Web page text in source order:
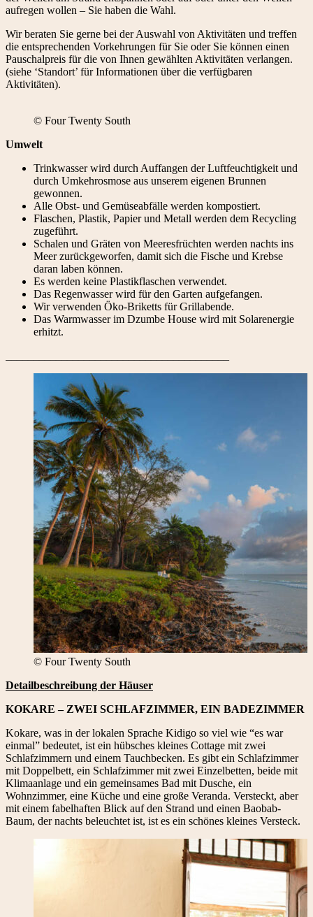
aufregen wollen – Sie haben die Wahl.
Wir beraten Sie gerne bei der Auswahl von Aktivitäten und treffen
die entsprechenden Vorkehrungen für Sie oder Sie können einen
Pauschalpreis für die von Ihnen gewählten Aktivitäten verlangen.
(siehe ‘Standort’ für Informationen über die verfügbaren
Aktivitäten).
© Four Twenty South
Umwelt
Trinkwasser wird durch Auffangen der Luftfeuchtigkeit und
durch Umkehrosmose aus unserem eigenen Brunnen
gewonnen.
Alle Obst- und Gemüseabfälle werden kompostiert.
Flaschen, Plastik, Papier und Metall werden dem Recycling
zugeführt.
Schalen und Gräten von Meeresfrüchten werden nachts ins
Meer zurückgeworfen, damit sich die Fische und Krebse
daran laben können.
Es werden keine Plastikflaschen verwendet.
Das Regenwasser wird für den Garten aufgefangen.
Wir verwenden Öko-Briketts für Grillabende.
Das Warmwasser im Dzumbe House wird mit Solarenergie
erhitzt.
© Four Twenty South
Detailbeschreibung der Häuser
KOKARE – ZWEI SCHLAFZIMMER, EIN BADEZIMMER
Kokare, was in der lokalen Sprache Kidigo so viel wie “es war
einmal” bedeutet, ist ein hübsches kleines Cottage mit zwei
Schlafzimmern und einem Tauchbecken. Es gibt ein Schlafzimmer
mit Doppelbett, ein Schlafzimmer mit zwei Einzelbetten, beide mit
Klimaanlage und ein gemeinsames Bad mit Dusche, ein
Wohnzimmer, eine Küche und eine große Veranda. Versteckt, aber
mit einem fabelhaften Blick auf den Strand und einen Baobab-
Baum, der nachts beleuchtet ist, ist es ein schönes kleines Versteck.